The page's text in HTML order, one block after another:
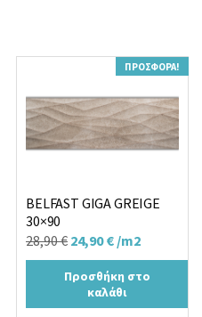
ΠΡΟΣΦΟΡΆ!
BELFAST GIGA GREIGE
30×90
28,90€ Original
price
was:
28,90 €.
24,90€Η
τρέχουσα
τιμή
είναι:
/m2
Προσθήκη στο
καλάθι